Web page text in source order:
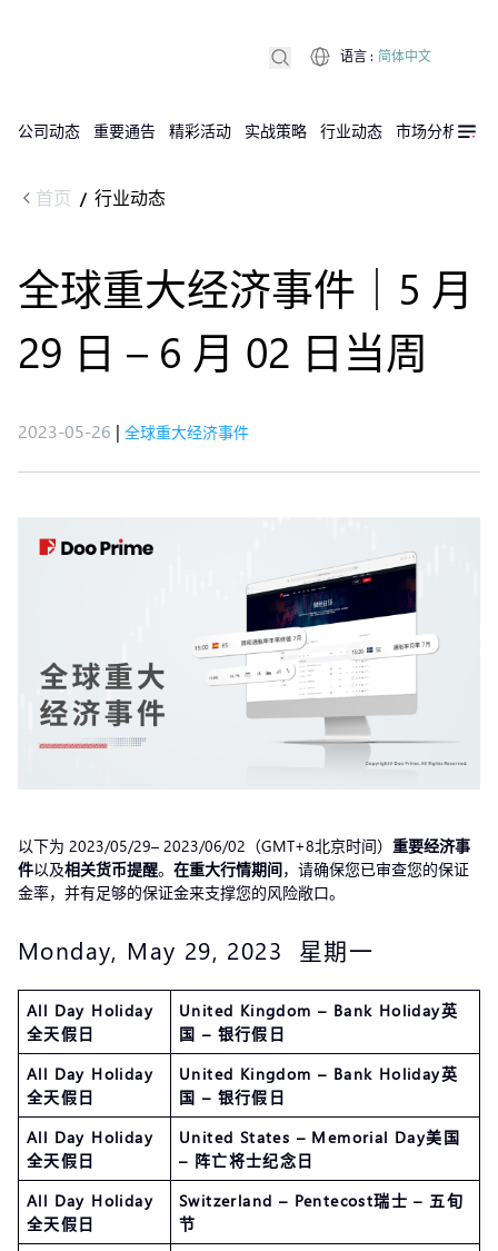
公司动态 重要通告 精彩活动 实战策略 行业动态 市场分析
语言 : 简体中文
首页 / 行业动态
全球重大经济事件｜5 月
29 日 – 6 月 02 日当周
2023-05-26 | 全球重大经济事件
以下为 2023/05/29– 2023/06/02（GMT+8北京时间） 重要经济事
件以及相关货币提醒。 在重大行情期间，请确保您已审查您的保证
金率，并有足够的保证金来支撑您的风险敞口。
Monday, May 29, 2023 星期一
All Day Holiday
全天假日
United Kingdom – Bank Holiday英
国 – 银行假日
All Day Holiday
全天假日
United Kingdom – Bank Holiday英
国 – 银行假日
All Day Holiday
全天假日
United States – Memorial Day美国
– 阵亡将士纪念日
All Day Holiday
全天假日
Switzerland – Pentecost瑞士 – 五旬
节